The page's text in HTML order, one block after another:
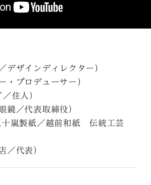
デザインディレクター）
・プロデューサー）
住人）
鏡／代表取締役）
十嵐製紙／越前和紙 伝統工芸
／代表）